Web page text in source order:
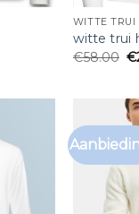
WITTE TRUI
witte trui
€58.00 €